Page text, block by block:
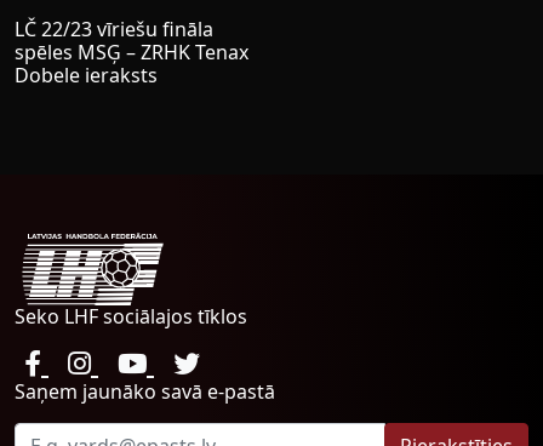
LČ 22/23 vīriešu fināla
spēles MSĢ – ZRHK Tenax
Dobele ieraksts
Seko LHF sociālajos tīklos
Saņem jaunāko savā e-pastā